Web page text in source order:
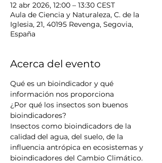
12 abr 2026, 12:00 – 13:30 CEST
Aula de Ciencia y Naturaleza, C. de la
Iglesia, 21, 40195 Revenga, Segovia,
España
Acerca del evento
Qué es un bioindicador y qué
información nos proporciona
¿Por qué los insectos son buenos
bioindicadores?
Insectos como bioindicadors de la
calidad del agua, del suelo, de la
influencia antrópica en ecosistemas y
bioindicadores del Cambio Climático.